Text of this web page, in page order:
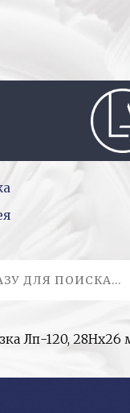
Лп-120, 28Hх26